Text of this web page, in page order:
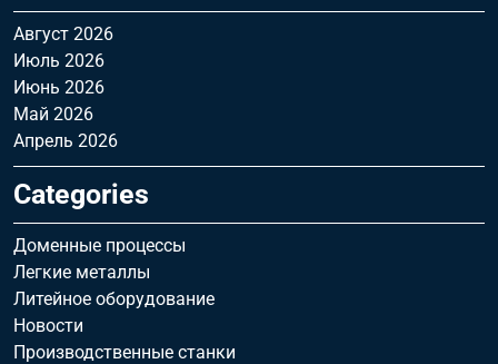
Август 2026
Июль 2026
Июнь 2026
Май 2026
Апрель 2026
Categories
Доменные процессы
Легкие металлы
Литейное оборудование
Новости
Производственные станки